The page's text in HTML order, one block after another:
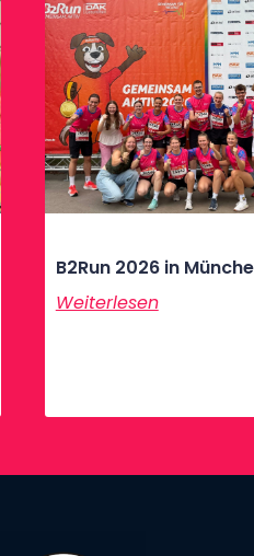
B2Run 2026 in
Weiterlesen